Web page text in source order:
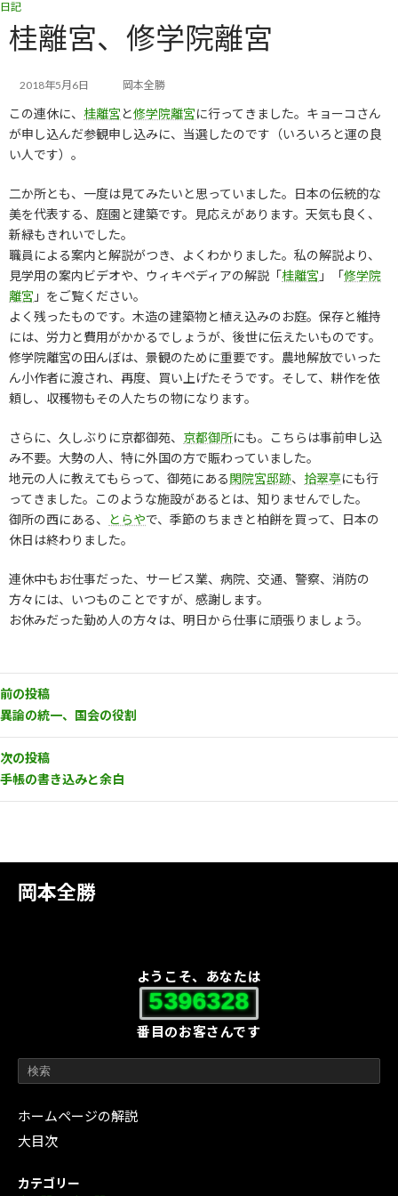
コ
ン
テ
ス
キ
ッ
ナ
ビ
ゲ
ン
に
移
岡本全勝
ようこそ、あなたは
5396328
番目のお客さんです
ホームページの解説
大目次
カテゴリー
日記
桂離宮、修学院離宮
2018年5月6日 岡本全勝
この連休に、 桂離宮と修学院離宮に行ってきました。キョーコさん
が申し込んだ参観申し込みに、当選したのです（いろいろと運の良
い人です）。
二か所とも、一度は見てみたいと思っていました。日本の伝統的な
美を代表する、庭園と建築です。見応えがあります。天気も良く、
新緑もきれいでした。
職員による案内と解説がつき、よくわかりました。私の解説より、
見学用の案内ビデオや、ウィキペディアの解説「桂離宮 」「修学院
離宮 」をご覧ください。
よく残ったものです。木造の建築物と植え込みのお庭。保存と維持
には、労力と費用がかかるでしょうが、後世に伝えたいものです。
修学院離宮の田んぼは、景観のために重要です。農地解放でいった
ん小作者に渡され、再度、買い上げたそうです。そして、耕作を依
頼し、収穫物もその人たちの物になります。
さらに、久しぶりに京都御苑、 京都御所にも。こちらは事前申し込
み不要。大勢の人、特に外国の方で賑わっていました。
地元の人に教えてもらって、御苑にある閑院宮邸跡、 拾翠亭にも行
ってきました。このような施設があるとは、知りませんでした。
御所の西にある、
とらやで、季節のちまきと柏餅を買って、日本の
休日は終わりました。
連休中もお仕事だった、サービス業、病院、交通、警察、消防の
方々には、いつものことですが、感謝します。
お休みだった勤め人の方々は、明日から仕事に頑張りましょう。
前の投稿
異論の統一、国会の役割
次の投稿
手帳の書き込みと余白